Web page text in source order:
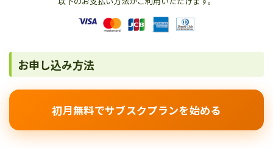
お申し込み方法
初月無料でサブスクプランを始める